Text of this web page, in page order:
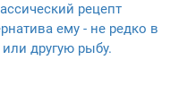
рецепт
ему - не редко в
другую рыбу.